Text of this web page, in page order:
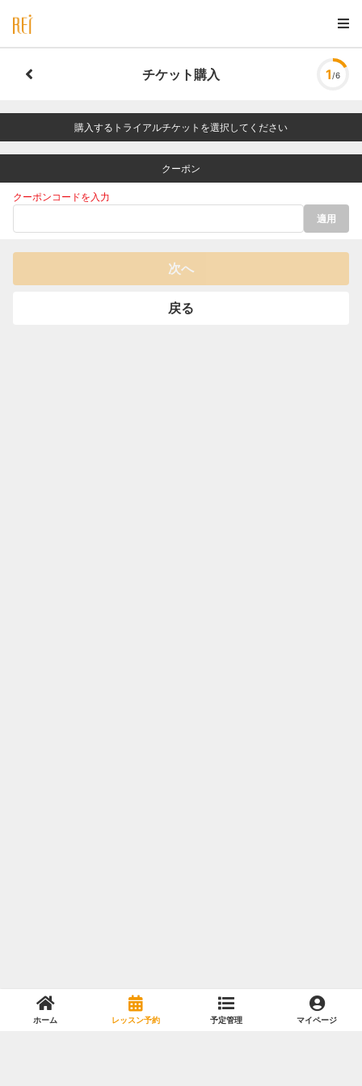
チケット購入 1 /6
購入するトライアルチケットを選択してください
クーポン
クーポンコードを入力
適用
次へ
戻る
ホーム レッスン予約 予定管理 マイページ